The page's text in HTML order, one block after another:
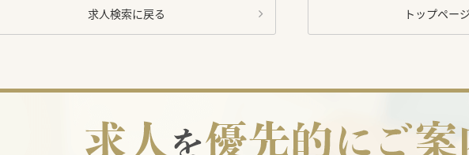
求人検索に戻る トップペー